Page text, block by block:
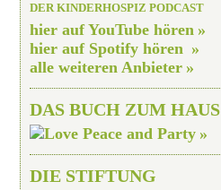
DER KINDERHOSPIZ PODCAST
hier auf YouTube hören
hier auf Spotify hören
alle weiteren Anbieter
DAS BUCH ZUM HAUS
DIE STIFTUNG